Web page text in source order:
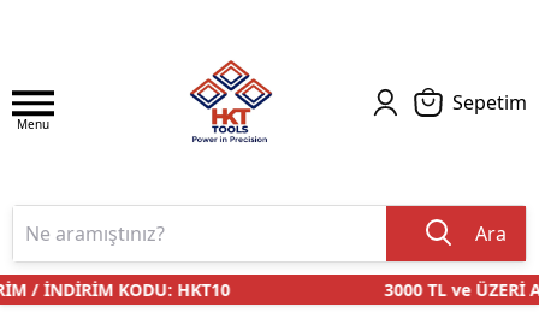
Menu
Sepetim
Ara
/ İNDİRİM KODU: HKT10 3000 TL ve ÜZERİ